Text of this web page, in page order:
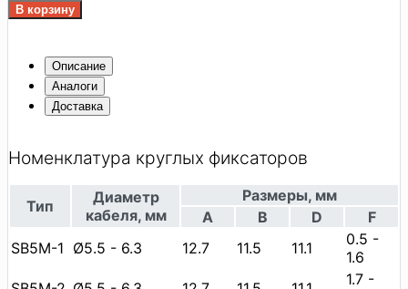
Описание
Аналоги
Доставка
Номенклатура круглых фиксаторов
Тип
Диаметр
кабеля, мм
Размеры, мм
А
В D
F
SB5M-1 Ø5.5 - 6.3 12.7 11.5 11.1
0.5 -
1.6
1.7 -